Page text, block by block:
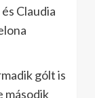
Claudia
gólt is
második